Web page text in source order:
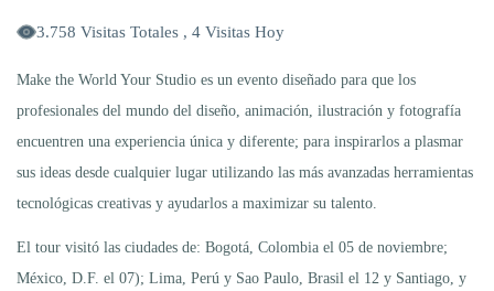
3.758 Visitas Totales , 4 Visitas Hoy
Make the World Your Studio es un evento diseñado para que los
profesionales del mundo del diseño, animación, ilustración y fotografía
encuentren una experiencia única y diferente; para inspirarlos a plasmar
sus ideas desde cualquier lugar utilizando las más avanzadas herramientas
tecnológicas creativas y ayudarlos a maximizar su talento.
El tour visitó las ciudades de: Bogotá, Colombia el 05 de noviembre;
México, D.F. el 07); Lima, Perú y Sao Paulo, Brasil el 12 y Santiago, y